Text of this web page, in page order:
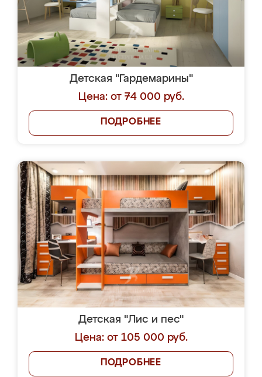
Детская "Гардемарины"
Цена: от 74 000 руб.
ПОДРОБНЕЕ
Детская "Лис и пес"
Цена: от 105 000 руб.
ПОДРОБНЕЕ